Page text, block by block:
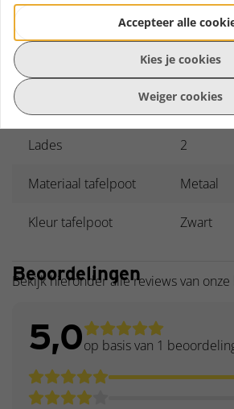
120 cm
60 cm
45 cm
Lades 2
Materiaal tafelpoot Metaal
Kleur tafelpoot Zwart
Beoordelingen
Bekijk hieronder alle reviews van onze
5,0op basis van 1
Accepteer alle
Kies je cookies
Weiger cookies